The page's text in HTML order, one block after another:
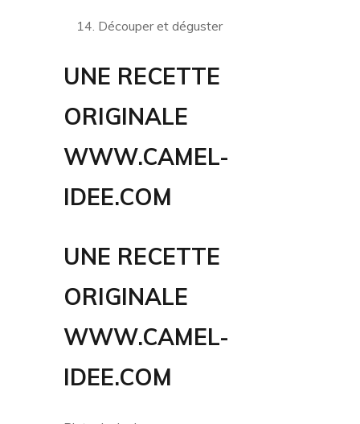
Découper et déguster
UNE RECETTE
ORIGINALE
WWW.CAMEL-
IDEE.COM
UNE RECETTE
ORIGINALE
WWW.CAMEL-
IDEE.COM